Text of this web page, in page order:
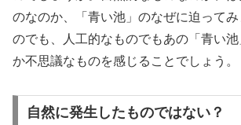
のなのか、「青い池」のなぜに迫って
のでも、人工的なものでもあの「青い池
か不思議なものを感じることでしょう。
自然に発生したものではない？